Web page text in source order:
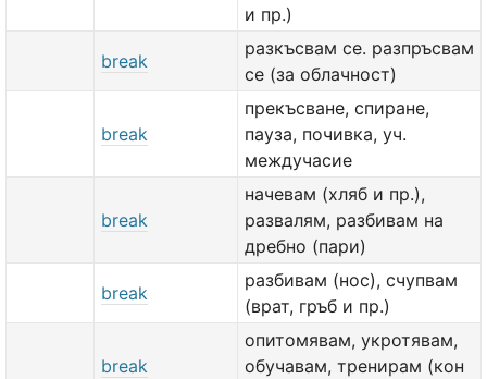
и пр.)
break
разкъсвам се. разпръсвам
се (за облачност)
break
прекъсване, спиране,
пауза, почивка, уч.
междучасие
break
начевам (хляб и пр.),
развалям, разбивам на
дребно (пари)
break
разбивам (нос), счупвам
(врат, гръб и пр.)
break
опитомявам, укротявам,
обучавам, тренирам (кон